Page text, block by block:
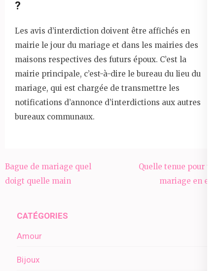
?
Les avis d’interdiction doivent être affichés en
mairie le jour du mariage et dans les mairies des
maisons respectives des futurs époux. C’est la
mairie principale, c’est-à-dire le bureau du lieu du
mariage, qui est chargée de transmettre les
notifications d’annonce d’interdictions aux autres
bureaux communaux.
Navigation
de
Bague de mariage quel
doigt quelle main
Quelle tenue pour un
mariage en ete
CATÉGORIES
Amour
Bijoux